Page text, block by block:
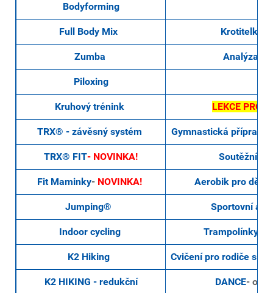
Bodyforming
Full Body Mix Krotitelky
Zumba Analýza
Piloxing
Kruhový trénink LEKCE PRO
TRX® - závěsný systém Gymnastická
TRX® FIT- NOVINKA! Soutěžní
Fit Maminky- NOVINKA! Aerobik pro děti
Jumping® Sportovní
Indoor cycling Trampolínky
K2 Hiking Cvičení pro rodiče s
K2 HIKING - redukční DANCE- od